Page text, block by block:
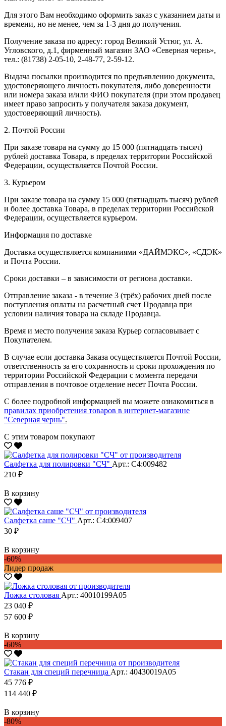
Для этого Вам необходимо оформить заказ с указанием даты и
времени, но не менее, чем за 1-3 дня до получения.
Получение заказа по адресу: город Великий Устюг, ул. А.
Угловского, д.1, фирменный магазин ЗАО «Северная чернь»,
тел.: (81738) 2-05-10, 2-48-77, 2-59-12.
Выдача посылки производится по предъявлению документа,
удостоверяющего личность покупателя, либо доверенности
или номера заказа и/или ФИО покупателя (при этом продавец
имеет право запросить у получателя заказа документ,
удостоверяющий личность).
2. Почтой России
При заказе товара на сумму до 15 000 (пятнадцать тысяч)
рублей доставка Товара, в пределах территории Российской
Федерации, осуществляется Почтой России.
3. Курьером
При заказе товара на сумму 15 000 (пятнадцать тысяч) рублей
и более доставка Товара, в пределах территории Российской
Федерации, осуществляется курьером.
Информация по доставке
Доставка осуществляется компаниями «ДАЙМЭКС», «СДЭК»
и Почта России.
Сроки доставки – в зависимости от региона доставки.
Отправление заказа - в течение 3 (трёх) рабочих дней после
поступления оплаты на расчетный счет Продавца при
условии наличия товара на складе Продавца.
Время и место получения заказа Курьер согласовывает с
Покупателем.
В случае если доставка Заказа осуществляется Почтой России,
ответственность за его сохранность и сроки прохождения по
территории Российской Федерации с момента передачи
отправления в почтовое отделение несет Почта России.
С более подробной информацией вы можете ознакомиться в
правилах приобретения товаров в интернет-магазине
"Северная чернь".
С этим товаром покупают
Салфетка для полировки "CЧ" Арт.: С4:009482
210 ₽
В корзину
Салфетка саше "CЧ" Арт.: С4:009407
30 ₽
В корзину
-60%
Лидер продаж
Ложка столовая Арт.: 40010199А05
23 040 ₽
57 600 ₽
В корзину
-60%
Стакан для специй перечница Арт.: 40430019А05
45 776 ₽
114 440 ₽
В корзину
-80%